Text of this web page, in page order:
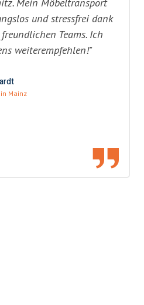
und stressfrei dank
Teams. Ich
weiterempfehlen!"
Mainz